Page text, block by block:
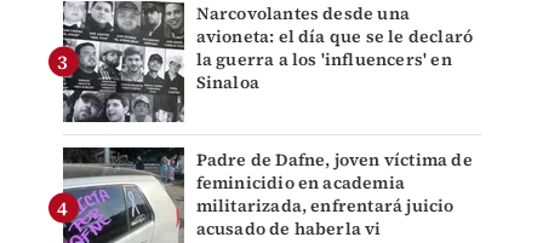
Narcovolantes desde una
avioneta: el día que se le declaró
la guerra a los 'influencers' en
Sinaloa
Padre de Dafne, joven víctima de
feminicidio en academia
militarizada, enfrentará juicio
acusado de haberla vi